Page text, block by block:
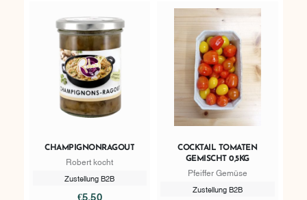
CHAMPIGNONRAGOUT
Robert kocht
Zustellung B2B
€5.50
COCKTAIL TOMATEN
GEMISCHT 0,5KG
Pfeiffer Gemüse
Zustellung B2B